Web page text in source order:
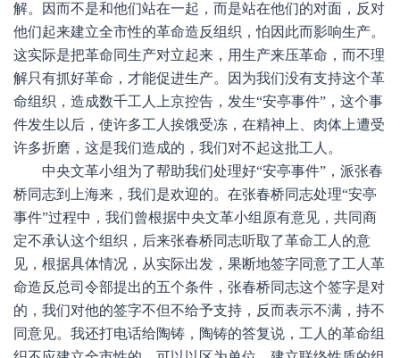
解。因而不是和他们站在一起，而是站在他们的对面，反对
他们起来建立全市性的革命造反组织，怕因此而影响生产。
这实际是把革命同生产对立起来，用生产来压革命，而不理
解只有抓好革命，才能促进生产。因为我们没有支持这个革
命组织，造成数千工人上京控告，发生“安亭事件”，这个事
件发生以后，使许多工人挨饿受冻，在精神上、肉体上遭受
许多折磨，这是我们造成的，我们对不起这批工人。
中央文革小组为了帮助我们处理好“安亭事件”，派张春
桥同志到上海来，我们是欢迎的。在张春桥同志处理“安亭
事件”过程中，我们曾根据中央文革小组原有意见，共同商
定不承认这个组织，后来张春桥同志听取了革命工人的意
见，根据具体情况，从实际出发，果断地签字同意了工人革
命造反总司令部提出的五个条件，张春桥同志这个签字是对
的，我们对他的签字不但不给予支持，反而表示不满，持不
同意见。我还打电话给陶铸，陶铸的答复说，工人的革命组